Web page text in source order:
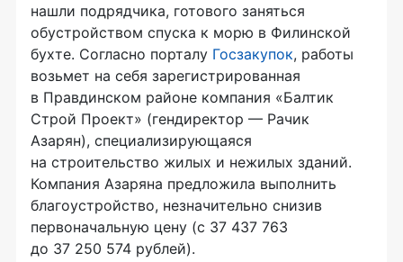
нашли подрядчика, готового заняться
обустройством спуска к морю в Филинской
бухте. Согласно порталу Госзакупок, работы
возьмет на себя зарегистрированная
в Правдинском районе компания «Балтик
Строй Проект» (гендиректор — Рачик
Азарян), специализирующаяся
на строительство жилых и нежилых зданий.
Компания Азаряна предложила выполнить
благоустройство, незначительно снизив
первоначальную цену (с 37 437 763
до 37 250 574 рублей).